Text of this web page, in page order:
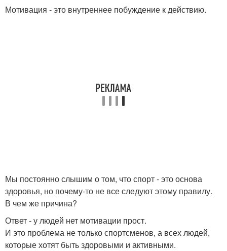
Мотивация - это внутреннее побуждение к действию.
Мы постоянно слышим о том, что спорт - это основа
здоровья, но почему-то не все следуют этому правилу.
В чем же причина?
Ответ - у людей нет мотивации прост.
И это проблема не только спортсменов, а всех людей,
которые хотят быть здоровыми и активными.